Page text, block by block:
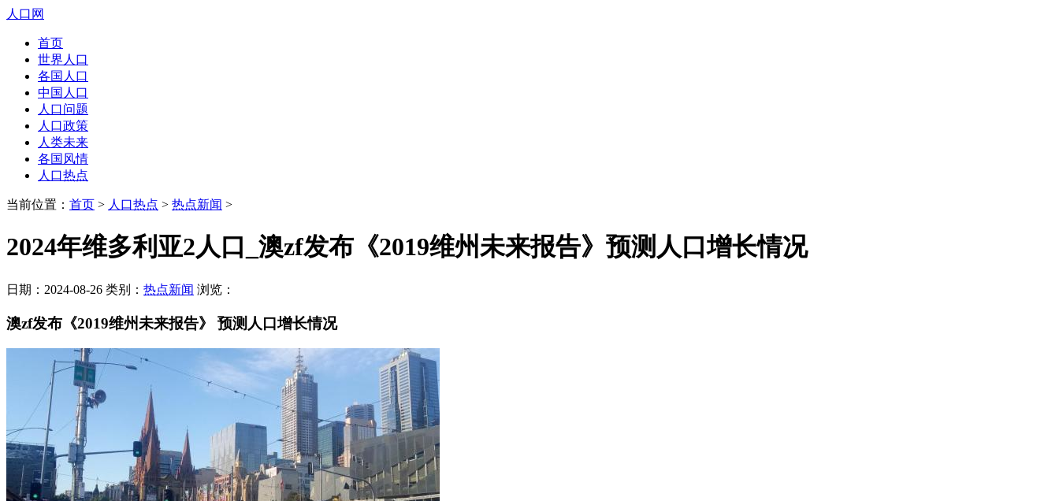
人口网
首页
世界人口
各国人口
中国人口
人口问题
人口政策
人类未来
各国风情
人口热点
当前位置： 首页 > 人口热点 > 热点新闻 >
2024年维多利亚2人口_澳zf发布《2019维州未来报告》预测人口增长情况
日期：2024-08-26 类别： 热点新闻 浏览：
澳zf发布《2019维州未来报告》 预测人口增长情况